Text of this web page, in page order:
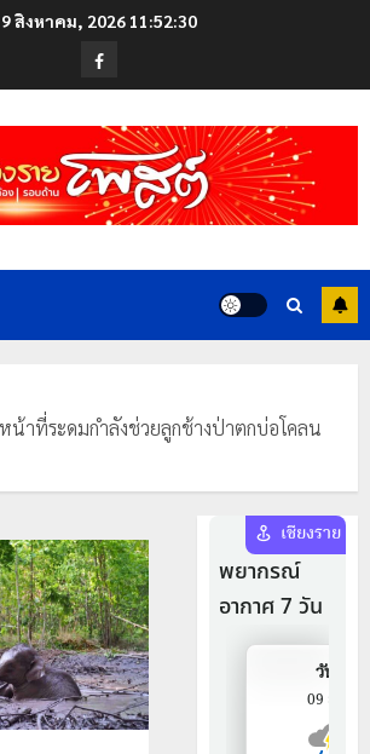
9 สิงหาคม, 2026 11:52:31
Facebook
น้าที่ระดมกำลังช่วยลูกช้างป่าตกบ่อโคลน